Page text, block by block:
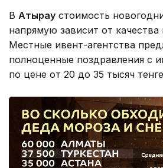
В Атырау стоимость
напрямую зависит от качества
Местные ивент-агентства
полноценные поздравления с
по цене от 20 до 35 тысяч